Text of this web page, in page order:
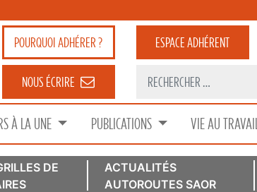
POURQUOIADHÉRER ? ESPACEADHÉRENT
NOUS ÉCRIRE
À LA UNE PUBLICATIONS VIE AU TRAVAIL
DE
ACTUALITÉS
AUTOROUTES SAOR